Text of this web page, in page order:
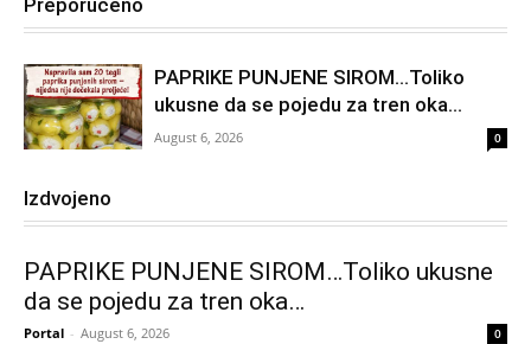
PAPRIKE PUNJENE SIROM…Toliko
ukusne da se pojedu za tren oka…
August 6, 2026 0
Izdvojeno
PAPRIKE PUNJENE SIROM…Toliko ukusne
da se pojedu za tren oka…
Portal - August 6, 2026 0